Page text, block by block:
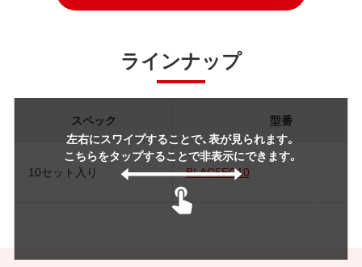
ラインナップ
左右にスワイプすることで、表が見られます。
こちらをタップすることで非表示にできます。
スペック 型番
10セット入り BLAC5EC10